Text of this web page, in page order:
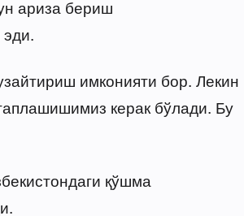
ариза бериш
имконияти бор. Лекин
керак бўлади. Бу
қўшма